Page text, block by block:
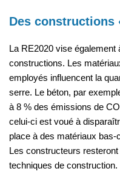
Des constructions
La RE2020 vise également
constructions. Les
employés influencent la
serre. Le béton, par
à 8 % des émissions de
celui-ci est voué à
place à des matériaux
Les constructeurs
techniques de construction.